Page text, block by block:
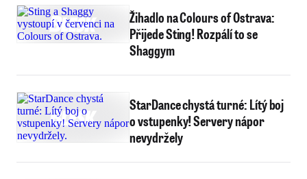
Žihadlo na Colours of Ostrava:
Přijede Sting! Rozpálí to se
Shaggym
StarDance chystá turné: Lítý boj
o vstupenky! Servery nápor
nevydržely